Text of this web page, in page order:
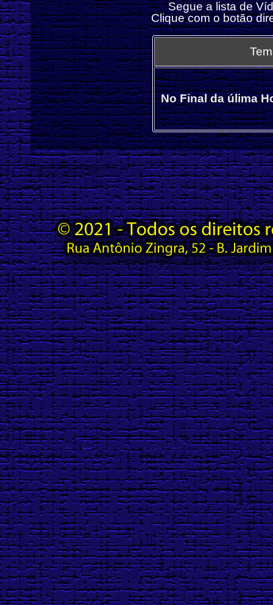
Segue a lista de
Clique com o botão
No Final da úlima